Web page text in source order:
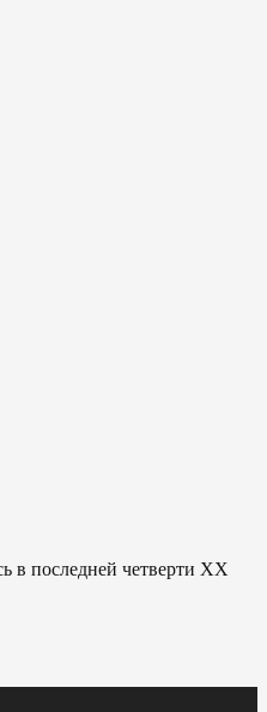
в последней четверти ХХ